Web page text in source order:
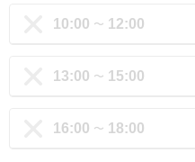
10:00 〜 12:00
13:00 〜 15:00
16:00 〜 18:00